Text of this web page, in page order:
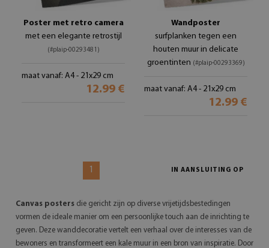
Poster met retro camera
met een elegante retrostijl
(#plaip-00293481)
maat vanaf: A4 - 21x29 cm
12.99 €
Wandposter
surfplanken tegen een
houten muur in delicate
groentinten (#plaip-00293369)
maat vanaf: A4 - 21x29 cm
12.99 €
1 IN AANSLUITING OP
Canvas posters die gericht zijn op diverse vrijetijdsbestedingen
vormen de ideale manier om een persoonlijke touch aan de inrichting te
geven. Deze wanddecoratie vertelt een verhaal over de interesses van de
bewoners en transformeert een kale muur in een bron van inspiratie. Door